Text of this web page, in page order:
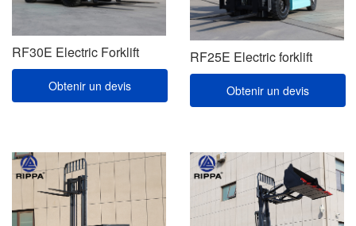
RF30E Electric Forklift
Obtenir un devis
RF25E Electric forklift
Obtenir un devis